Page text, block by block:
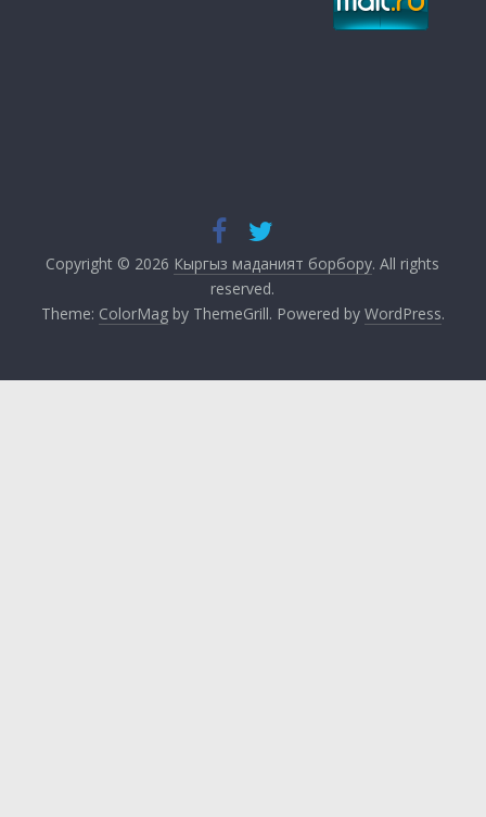
Copyright © 2026 Кыргыз маданият борбору. All rights
reserved.
Theme: ColorMagby ThemeGrill. Powered by WordPress.